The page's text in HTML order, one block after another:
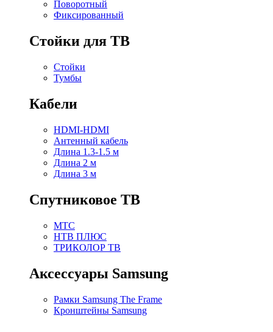
Поворотный
Фиксированный
Стойки для ТВ
Стойки
Тумбы
Кабели
HDMI-HDMI
Антенный кабель
Длина 1.3-1.5 м
Длина 2 м
Длина 3 м
Спутниковое ТВ
МТС
НТВ ПЛЮС
ТРИКОЛОР ТВ
Аксессуары Samsung
Рамки Samsung The Frame
Кронштейны Samsung